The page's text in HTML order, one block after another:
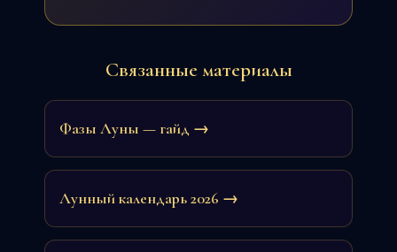
Связанные материалы
Фазы Луны — гайд →
Лунный календарь 2026 →